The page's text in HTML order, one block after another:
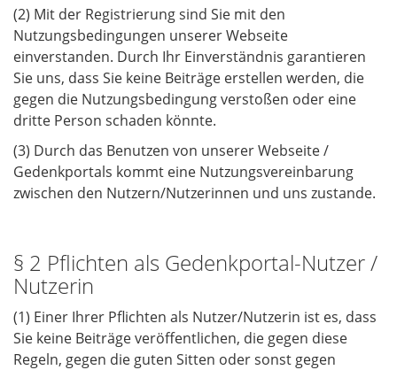
(2) Mit der Registrierung sind Sie mit den
Nutzungsbedingungen unserer Webseite
einverstanden. Durch Ihr Einverständnis garantieren
Sie uns, dass Sie keine Beiträge erstellen werden, die
gegen die Nutzungsbedingung verstoßen oder eine
dritte Person schaden könnte.
(3) Durch das Benutzen von unserer Webseite /
Gedenkportals kommt eine Nutzungsvereinbarung
zwischen den Nutzern/Nutzerinnen und uns zustande.
§ 2 Pflichten als Gedenkportal-Nutzer /
Nutzerin
(1) Einer Ihrer Pflichten als Nutzer/Nutzerin ist es, dass
Sie keine Beiträge veröffentlichen, die gegen diese
Regeln, gegen die guten Sitten oder sonst gegen